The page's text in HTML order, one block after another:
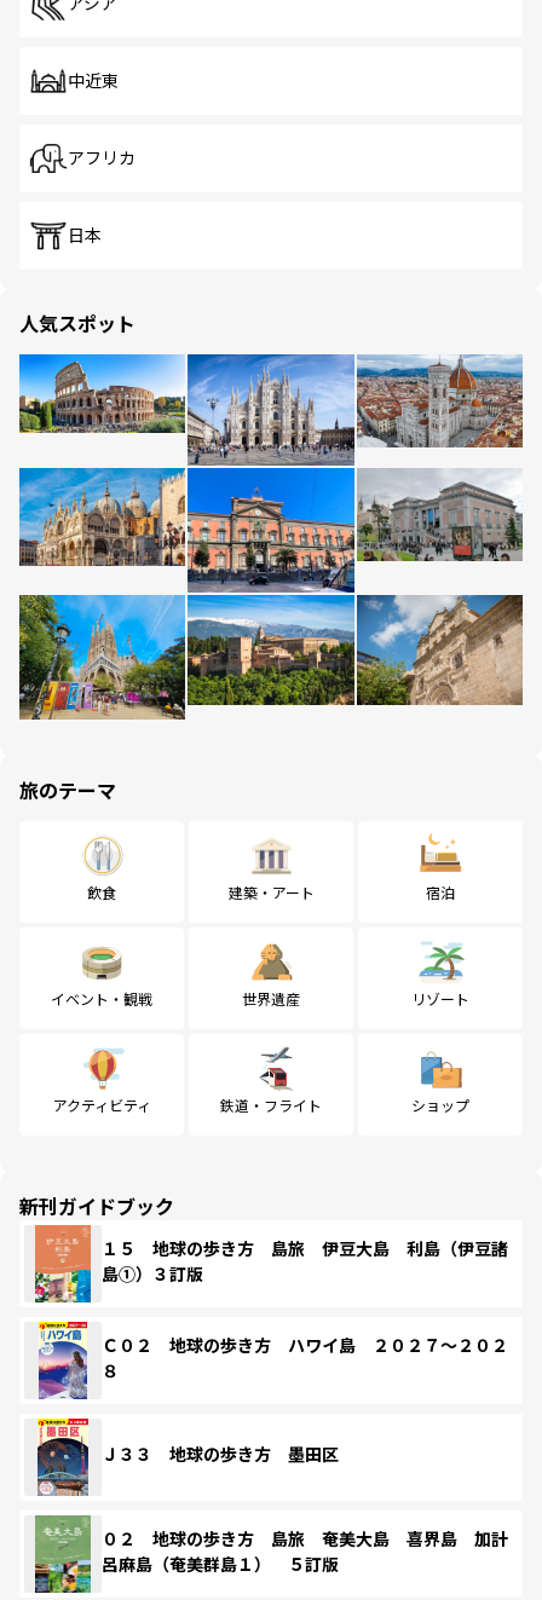
中近東
アフリカ
日本
人気スポット
旅のテーマ
飲食 建築・アート 宿泊
イベント・観戦 世界遺産 リゾート
アクティビティ 鉄道・フライト ショップ
新刊ガイドブック
１５ 地球の歩き方 島旅 伊豆大島 利島（伊豆諸
島①）３訂版
Ｃ０２ 地球の歩き方 ハワイ島 ２０２７～２０２
８
Ｊ３３ 地球の歩き方 墨田区
０２ 地球の歩き方 島旅 奄美大島 喜界島 加計
呂麻島（奄美群島１） ５訂版